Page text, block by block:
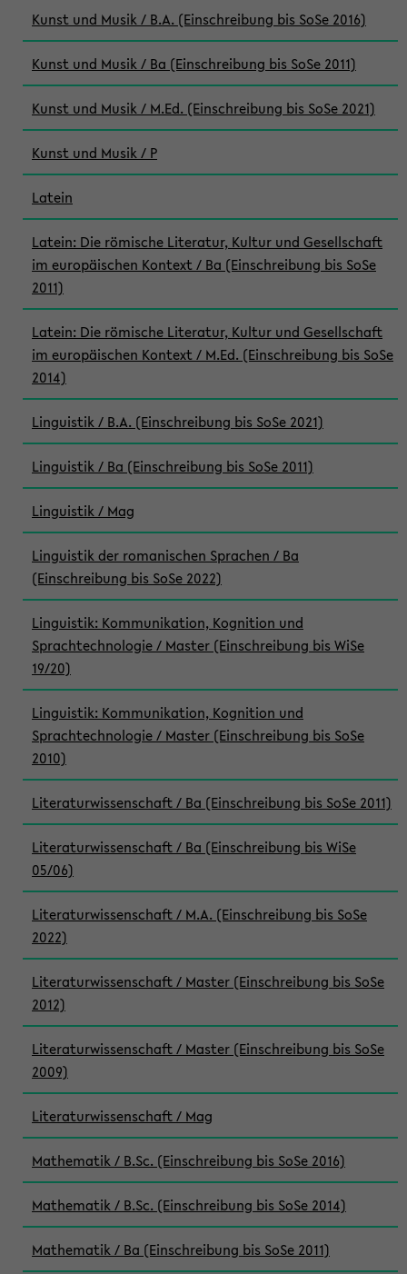
Kunst und Musik / B.A. (Einschreibung bis SoSe 2016)
Kunst und Musik / Ba (Einschreibung bis SoSe 2011)
Kunst und Musik / M.Ed. (Einschreibung bis SoSe 2021)
Kunst und Musik / P
Latein
Latein: Die römische Literatur, Kultur und Gesellschaft
im europäischen Kontext / Ba (Einschreibung bis SoSe
2011)
Latein: Die römische Literatur, Kultur und Gesellschaft
im europäischen Kontext / M.Ed. (Einschreibung bis SoSe
2014)
Linguistik / B.A. (Einschreibung bis SoSe 2021)
Linguistik / Ba (Einschreibung bis SoSe 2011)
Linguistik / Mag
Linguistik der romanischen Sprachen / Ba
(Einschreibung bis SoSe 2022)
Linguistik: Kommunikation, Kognition und
Sprachtechnologie / Master (Einschreibung bis WiSe
19/20)
Linguistik: Kommunikation, Kognition und
Sprachtechnologie / Master (Einschreibung bis SoSe
2010)
Literaturwissenschaft / Ba (Einschreibung bis SoSe 2011)
Literaturwissenschaft / Ba (Einschreibung bis WiSe
05/06)
Literaturwissenschaft / M.A. (Einschreibung bis SoSe
2022)
Literaturwissenschaft / Master (Einschreibung bis SoSe
2012)
Literaturwissenschaft / Master (Einschreibung bis SoSe
2009)
Literaturwissenschaft / Mag
Mathematik / B.Sc. (Einschreibung bis SoSe 2016)
Mathematik / B.Sc. (Einschreibung bis SoSe 2014)
Mathematik / Ba (Einschreibung bis SoSe 2011)